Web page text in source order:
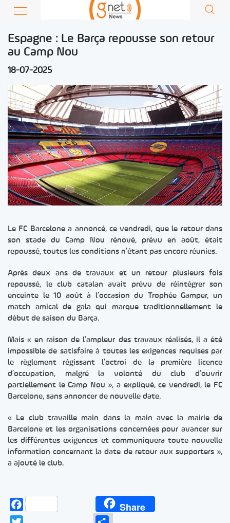
Espagne : Le Barça repousse son retour
au Camp Nou
18-07-2025
Le FC Barcelone a annoncé, ce vendredi, que le retour dans
son stade du Camp Nou rénové, prévu en août, était
repoussé, toutes les conditions n’étant pas encore réunies.
Après deux ans de travaux et un retour plusieurs fois
repoussé, le club catalan avait prévu de réintégrer son
enceinte le 10 août à l’occasion du Trophée Gamper, un
match amical de gala qui marque traditionnellement le
début de saison du Barça.
Mais « en raison de l’ampleur des travaux réalisés, il a été
impossible de satisfaire à toutes les exigences requises par
le règlement régissant l’octroi de la première licence
d’occupation, malgré la volonté du club d’ouvrir
partiellement le Camp Nou », a expliqué, ce vendredi, le FC
Barcelone, sans annoncer de nouvelle date.
« Le club travaille main dans la main avec la mairie de
Barcelone et les organisations concernées pour avancer sur
les différentes exigences et communiquera toute nouvelle
information concernant la date de retour aux supporters »,
a ajouté le club.
Facebook Share